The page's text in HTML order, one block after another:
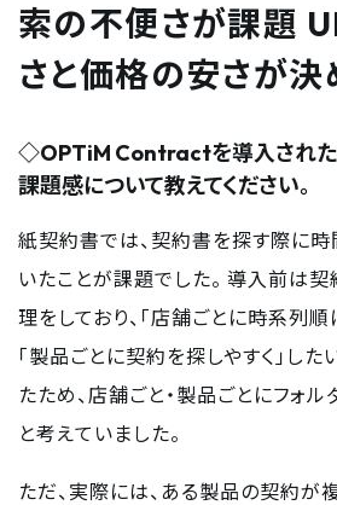
索の不便さが課題
さと価格の安さが決
◇OPTiM Contractを導入された
課題感について教えてください。
紙契約書では、契約書を探す際に時
いたことが課題でした。 導入前は
理をしており、「店舗ごとに時系列順
「製品ごとに契約を探しやすく」し
たため、店舗ごと・製品ごとにフォ
と考えていました。
ただ、実際には、ある製品の契約が